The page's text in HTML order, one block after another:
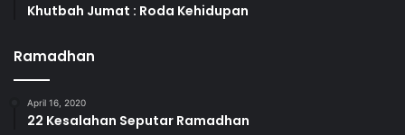
Khutbah Jumat : Roda Kehidupan
Ramadhan
April 16, 2020
22 Kesalahan Seputar Ramadhan